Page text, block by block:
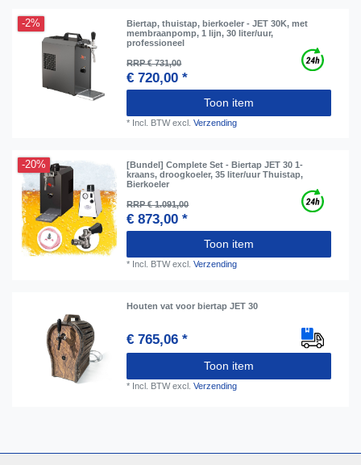
-2%
Biertap, thuistap, bierkoeler - JET 30K, met
membraanpomp, 1 lijn, 30 liter/uur,
professioneel
RRP € 731,00
€ 720,00 *
Toon item
* Incl. BTWexcl.Verzending
-20%
[Bundel] Complete Set - Biertap JET 30 1-
kraans, droogkoeler, 35 liter/uur Thuistap,
Bierkoeler
RRP € 1.091,00
€ 873,00 *
Toon item
* Incl. BTWexcl.Verzending
Houten vat voor biertap JET 30
€ 765,06 *
Toon item
* Incl. BTWexcl.Verzending